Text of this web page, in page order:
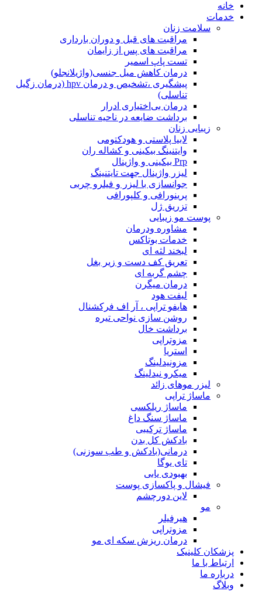
خانه
خدمات
سلامت زنان
مراقبت های قبل و دوران بارداری
مراقبت های پس از زایمان
تست پاپ اسمیر
درمان کاهش میل جنسی(واژیلانجلو)
پیشگیری ،تشخیص و درمان hpv (درمان زگیل
تناسلی)
درمان بی‌اختیاری ادرار
برداشت ضایعه در ناحیه تناسلی
زیبایی زنان
لابیا پلاستی و هودکتومی
وایتنینگ بیکینی و کشاله ران
Prp بیکینی و واژینال
لیزر واژینال جهت تایتنینگ
جوانسازی با لیزر و فیلرو چربی
پرینورافی و کلپورافی
تزریق ژل
پوست مو زیبایی
مشاوره ودرمان
خدمات بوتاکس
لبخند لثه ای
تعریق کف دست و زیر بغل
چشم گربه ای
درمان میگرن
لیفت هود
هایفو تراپی ، آر اف فرکشنال
روشن سازی نواحی تیره
برداشت خال
مزوتراپی
استریا
مزونیدلینگ
میکرو نیدلینگ
لیزر موهای زائد
ماساژ تراپی
ماساژ ریلکسی
ماساژ سنگ داغ
ماساژ ترکیبی
بادکش کل بدن
درمانی(بادکش و طب سوزنی)
تای یوگا
بهبودی یابی
فیشال و پاکسازی پوست
لاین دورچشم
مو
هیرفیلر
مزوتراپی
درمان ریزش سکه ای مو
پزشکان کلینیک
ارتباط با ما
درباره ما
وبلاگ